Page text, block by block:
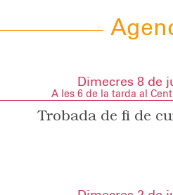
Dimecres 8 de
A les 6 de la tarda al
Trobada de fi de